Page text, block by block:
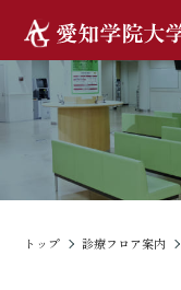
トップ 診療フロア案内